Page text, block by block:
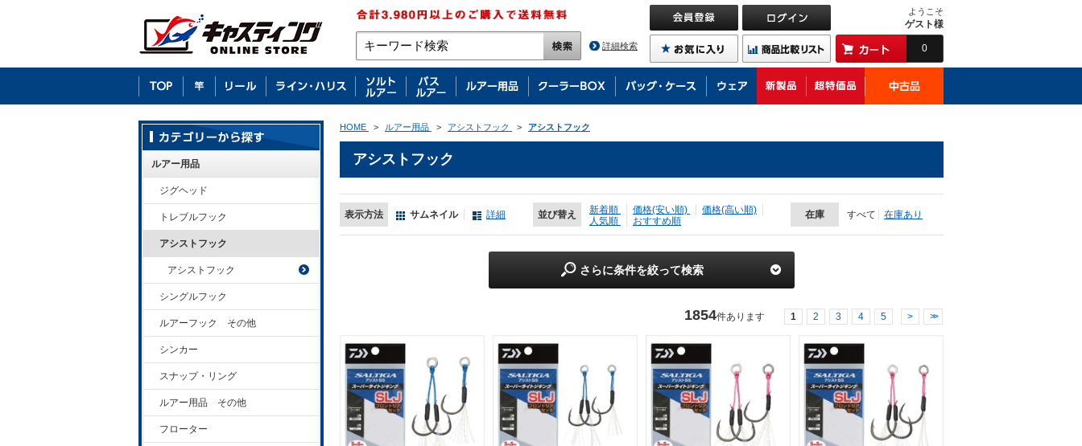
詳細検索
ようこそ
ゲスト様
0
HOME > ルアー用品 > アシストフック > アシストフック
アシストフック
表示方法 サムネイル 詳細 並び替え 新着順 価格(安い順)
価格(高い順)
人気順
おすすめ順
在庫 すべて 在庫あり
さらに条件を絞って検索
1854件あります 1 2 3 4 5 > >>
ルアー用品
ジグヘッド
トレブルフック
アシストフック
アシストフック
シングルフック
ルアーフック その他
シンカー
スナップ・リング
ルアー用品 その他
フローター